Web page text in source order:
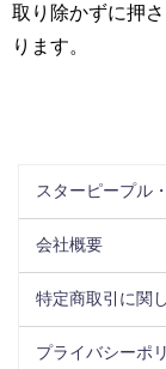
取り除かずに押
ります。
スターピープル
会社概要
特定商取引に関
プライバシーポ